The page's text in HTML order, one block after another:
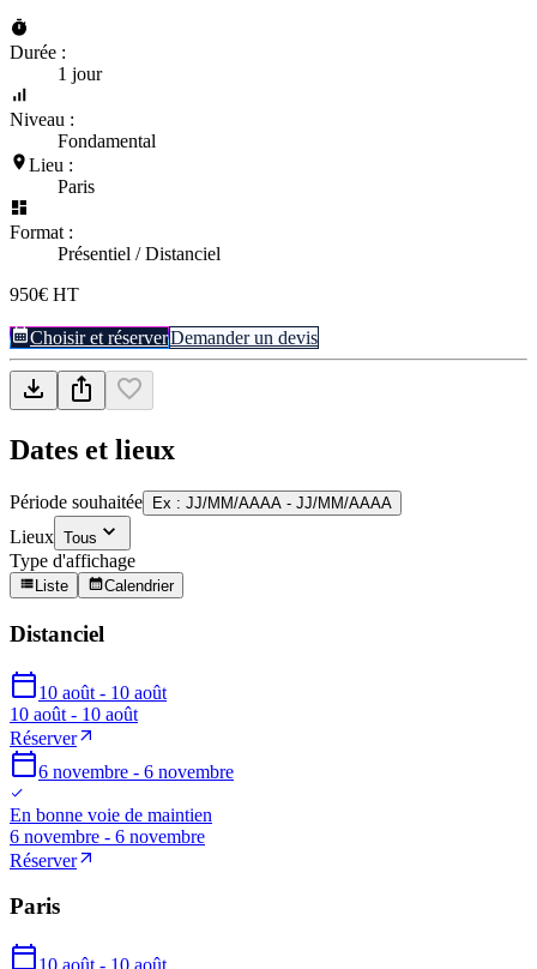
Durée :
1 jour
Niveau :
Fondamental
Lieu :
Paris
Format :
Présentiel / Distanciel
950€ HT
Choisir et réserverDemander un devis
Dates et lieux
Période souhaitée Ex : JJ/MM/AAAA - JJ/MM/AAAA
Lieux Tous
Type d'affichage
Liste Calendrier
Distanciel
10 août - 10 août
10 août - 10 août
Réserver
6 novembre - 6 novembre
En bonne voie de maintien
6 novembre - 6 novembre
Réserver
Paris